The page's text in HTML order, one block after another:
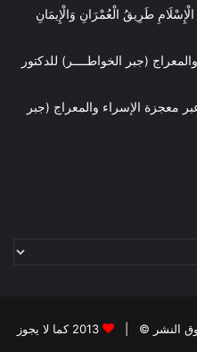
طَرِيقُ الْعُمْرَانِ وَالْإِيمَانِ
(جبر الخواطــــر) للدكتور
معجزة الإسراء والمعراج (جبر
النشر © |
2013 كما لا يجوز